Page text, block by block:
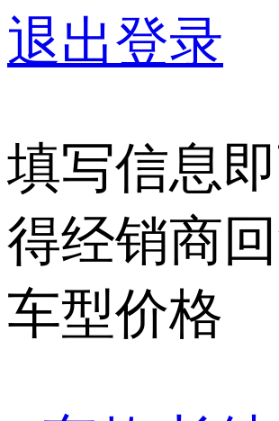
退出登录
填写信息
得经销商
车型价格